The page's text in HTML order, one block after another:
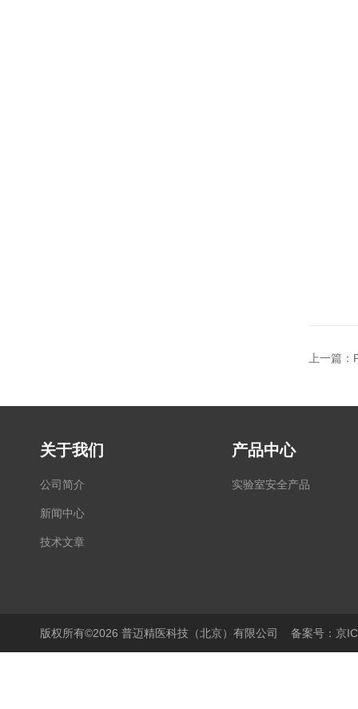
上一篇：
关于我们
公司简介
新闻中心
技术文章
产品中心
实验室安全产品
版权所有©2026 普迈精医科技（北京）有限公司 备案号：京